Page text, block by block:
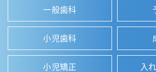
一般歯科
小児歯科
小児矯正 入